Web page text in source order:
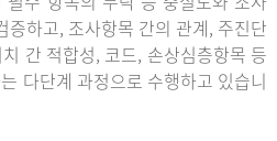
증하고, 조사항목 간의 관계, 주진단
간 적합성, 코드, 손상심층항목 등
다단계 과정으로 수행하고 있습니